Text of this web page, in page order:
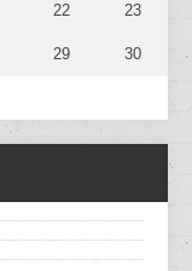
22 23
29 30